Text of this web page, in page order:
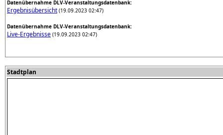
Datenübernahme DLV-Veranstaltungsdatenbank:
Ergebnisübersicht (19.09.2023 02:47)
Datenübernahme DLV-Veranstaltungsdatenbank:
Live-Ergebnisse (19.09.2023 02:47)
Stadtplan